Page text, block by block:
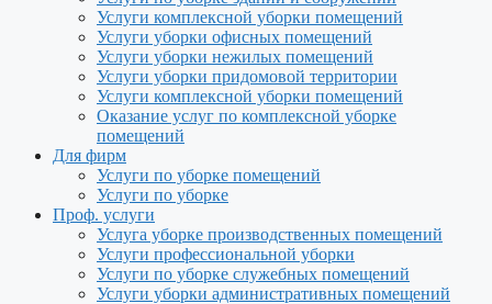
Услуги комплексной уборки помещений
Услуги уборки офисных помещений
Услуги уборки нежилых помещений
Услуги уборки придомовой территории
Услуги комплексной уборки помещений
Оказание услуг по комплексной уборке
помещений
Для фирм
Услуги по уборке помещений
Услуги по уборке
Проф. услуги
Услуга уборке производственных помещений
Услуги профессиональной уборки
Услуги по уборке служебных помещений
Услуги уборки административных помещений